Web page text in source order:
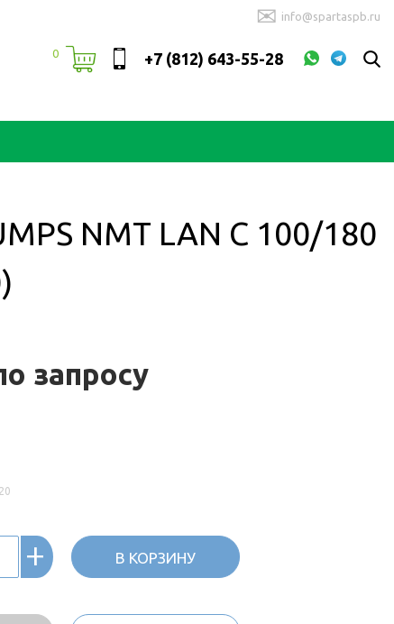
✉ info@spartaspb.ru
0 +7 (812) 643-55-28
NMT LAN C 100/180
запросу
+ В КОРЗИНУ